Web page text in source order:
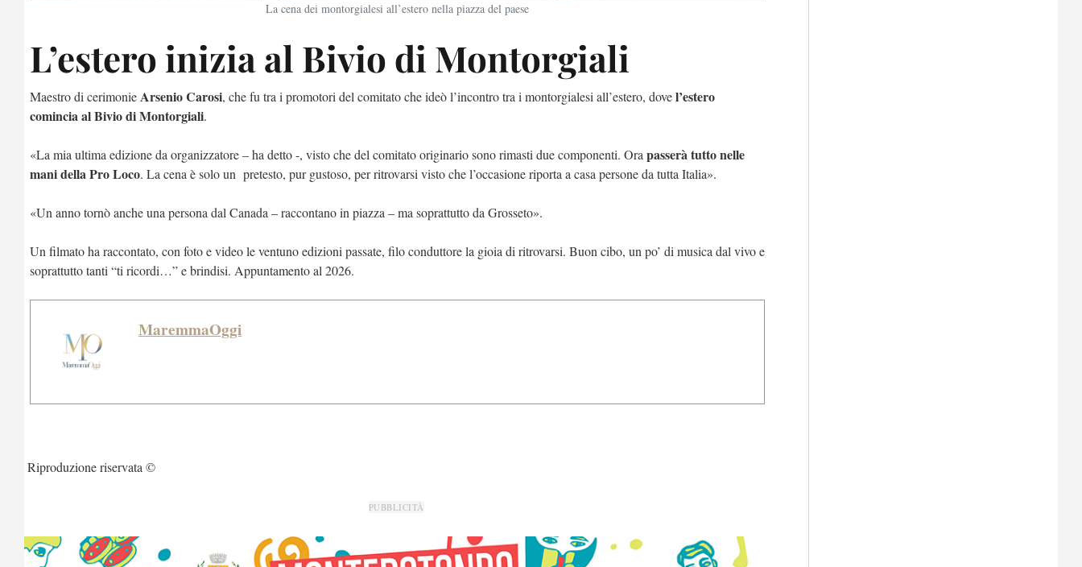
La cena dei montorgialesi all’estero nella piazza del paese
L’estero inizia al Bivio di Montorgiali
Maestro di cerimonieArsenio Carosi, che fu tra i promotori del comitato che ideò l’incontro tra i montorgialesi all’estero, dovel’estero
comincia al Bivio di Montorgiali.
«La mia ultima edizione da organizzatore – ha detto -, visto che del comitato originario sono rimasti due componenti. Orapasserà tutto nelle
mani della Pro Loco. La cena è solo un pretesto, pur gustoso, per ritrovarsi visto che l’occasione riporta a casa persone da tutta Italia».
«Un anno tornò anche una persona dal Canada – raccontano in piazza – ma soprattutto da Grosseto».
Un filmato ha raccontato, con foto e video le ventuno edizioni passate, filo conduttore la gioia di ritrovarsi. Buon cibo, un po’ di musica dal vivo e
soprattutto tanti “ti ricordi…” e brindisi. Appuntamento al 2026.
MaremmaOggi
Riproduzione riservata ©
PUBBLICITÀ